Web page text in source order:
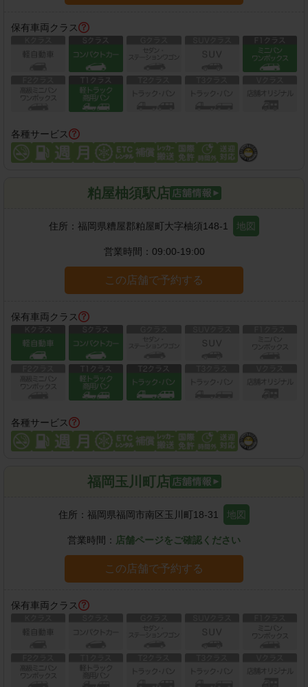
保有車両クラス
各種サービス
粕屋柚須駅店
住所： 福岡県糟屋郡粕屋町大字柚須148-1 地図
営業時間： 09:00-19:00
この店舗で予約する
保有車両クラス
各種サービス
福岡玉川町店
住所： 福岡県福岡市南区玉川町18-31 地図
営業時間： 店舗ページをご確認ください
この店舗で予約する
保有車両クラス